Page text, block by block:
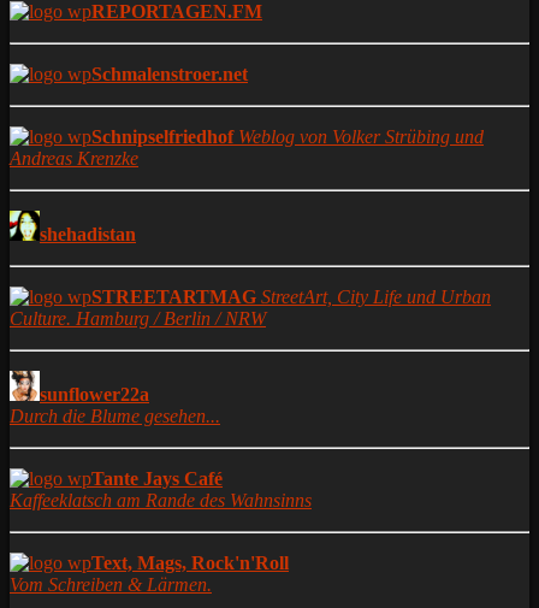
REPORTAGEN.FM
Schmalenstroer.net
Schnipselfriedhof Weblog von Volker Strübing und
Andreas Krenzke
shehadistan
STREETARTMAG StreetArt, City Life und Urban
Culture. Hamburg / Berlin / NRW
sunflower22a
Durch die Blume gesehen...
Tante Jays Café
Kaffeeklatsch am Rande des Wahnsinns
Text, Mags, Rock'n'Roll
Vom Schreiben & Lärmen.